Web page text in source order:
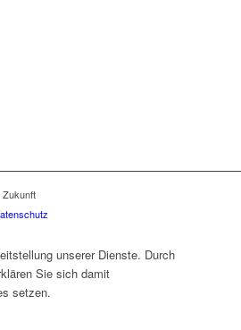
unserer Dienste. Durch
Sie sich damit
setzen.